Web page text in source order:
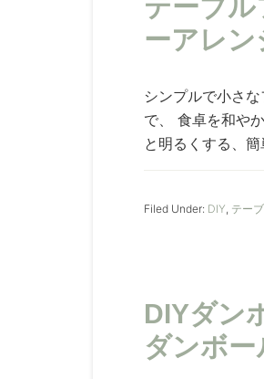
テーブ
ーアレ
シンプルで小さ
で、 食卓を和や
と明るくする、
Filed Under: DIY, テー
DIYダン
ダンボー